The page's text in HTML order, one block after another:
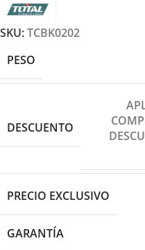
SKU:TCBK0202
PESO
DESCUENTO
PRECIO EXCLUSIVO
GARANTÍA